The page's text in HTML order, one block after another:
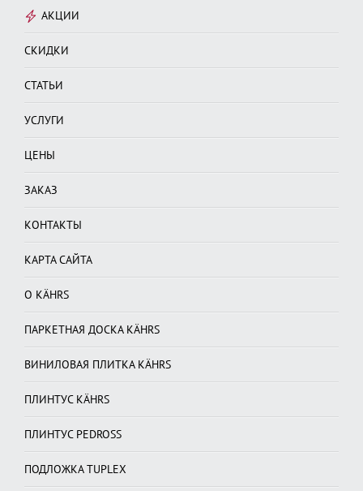
АКЦИИ
СКИДКИ
СТАТЬИ
УСЛУГИ
ЦЕНЫ
ЗАКАЗ
КОНТАКТЫ
КАРТА САЙТА
О KÄHRS
ПАРКЕТНАЯ ДОСКА KÄHRS
ВИНИЛОВАЯ ПЛИТКА KÄHRS
ПЛИНТУС KÄHRS
ПЛИНТУС PEDROSS
ПОДЛОЖКА TUPLEX